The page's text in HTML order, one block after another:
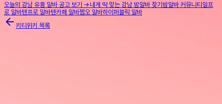
오늘의 강남 유흥 알바 공고 보기 → 내게 딱 맞는 강남 밤알바 찾기밤알바 커뮤니티일프
로 알바텐프로 알바텐카페 알바쩜오 알바하이퍼블릭 알바
키티위키 목록